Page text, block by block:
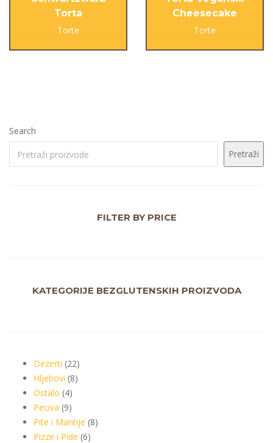
Torta
Torte
Cheesecake
Torte
Search
Pretraži
FILTER BY PRICE
KATEGORIJE BEZGLUTENSKIH PROIZVODA
Dezerti 22
Hljebovi 8
Ostalo 4
Peciva 9
Pite i Mantije 8
Pizze i Pide 6